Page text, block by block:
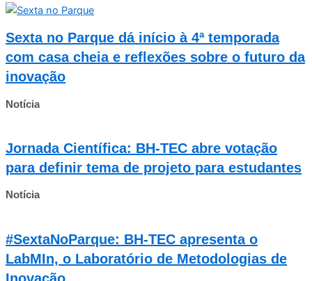
Sexta no Parque dá início à 4ª temporada
com casa cheia e reflexões sobre o futuro da
inovação
Notícia
Jornada Científica: BH-TEC abre votação
para definir tema de projeto para estudantes
Notícia
#SextaNoParque: BH-TEC apresenta o
LabMIn, o Laboratório de Metodologias de